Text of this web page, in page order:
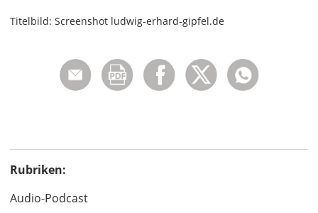
Titelbild: Screenshot ludwig-erhard-gipfel.de
Rubriken:
Audio-Podcast